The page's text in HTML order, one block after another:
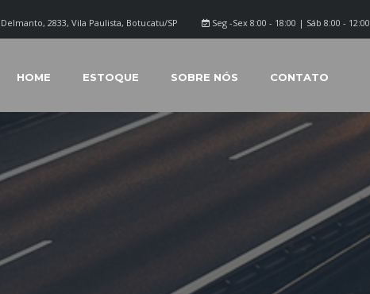
Seg -Sex 8:00 - 18:00 | Sáb 8:00 - 12:00
2833, Vila Paulista, Botucatu/SP
HOME ESTOQUE SOBRE NÓS CONTATO